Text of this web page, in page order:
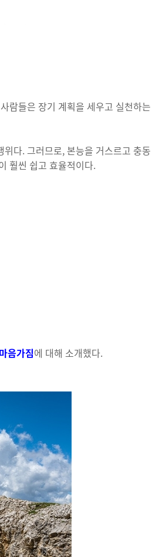
람들은 장기 계획을 세우고 실천하는
다. 그러므로, 본능을 거스르고 충동
훨씬 쉽고 효율적이다.
음가짐에 대해 소개했다.